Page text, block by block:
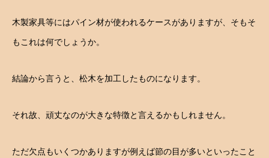
木製家具等にはパイン材が使われるケースがありますが、そもそ
もこれは何でしょうか。
結論から言うと、松木を加工したものになります。
それ故、頑丈なのが大きな特徴と言えるかもしれません。
ただ欠点もいくつかありますが例えば節の目が多いといったこと